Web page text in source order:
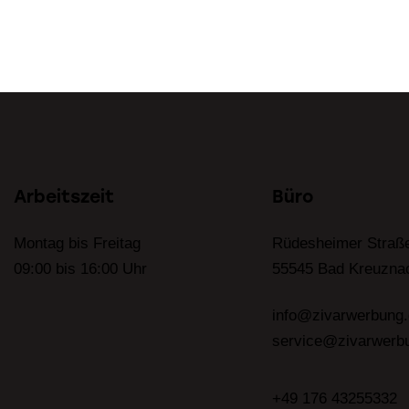
Arbeitszeit
Montag bis Freitag
09:00 bis 16:00 Uhr
Büro
Rüdesheimer
55545 Bad
+49 176 43255332